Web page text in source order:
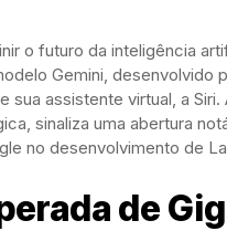
o futuro da inteligência
Gemini, desenvolvido
sua assistente virtual, a
sinaliza uma abertura
no desenvolvimento de
de